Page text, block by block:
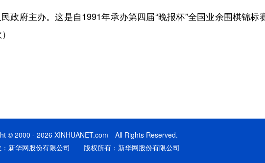
府主办。这是自1991年承办第四届“晚报杯”全国业余围棋锦标
© 2000 - 2026 XINHUANET.com All Rights Reserved.
：新华网股份有限公司 版权所有：新华网股份有限公司